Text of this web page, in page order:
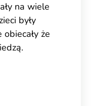
na wiele
były
że